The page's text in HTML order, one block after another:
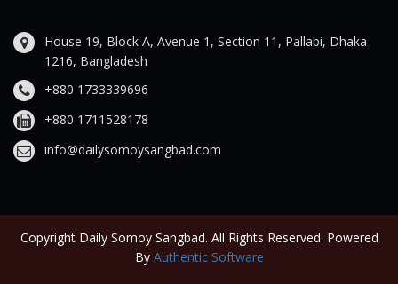
House 19, Block A, Avenue 1, Section 11, Pallabi, Dhaka
1216, Bangladesh
+880 1733339696
+880 1711528178
info@dailysomoysangbad.com
Copyright Daily Somoy Sangbad. All Rights Reserved. Powered
By Authentic Software